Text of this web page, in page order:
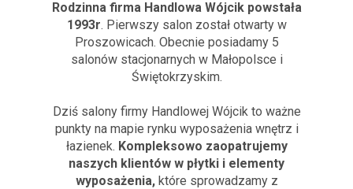
Rodzinna firma Handlowa Wójcik powstała
1993r. Pierwszy salon został otwarty w
Proszowicach. Obecnie posiadamy 5
salonów stacjonarnych w Małopolsce i
Świętokrzyskim.
Dziś salony firmy Handlowej Wójcik to ważne
punkty na mapie rynku wyposażenia wnętrz i
łazienek. Kompleksowo zaopatrujemy
naszych klientów w płytki i elementy
wyposażenia,które sprowadzamy z